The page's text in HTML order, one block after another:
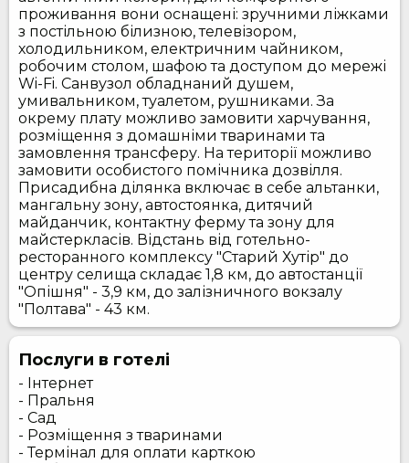
проживання вони оснащені: зручними ліжками
з постільною білизною, телевізором,
холодильником, електричним чайником,
робочим столом, шафою та доступом до мережі
Wi-Fi. Санвузол обладнаний душем,
умивальником, туалетом, рушниками. За
окрему плату можливо замовити харчування,
розміщення з домашніми тваринами та
замовлення трансферу. На території можливо
замовити особистого помічника дозвілля.
Присадибна ділянка включає в себе альтанки,
мангальну зону, автостоянка, дитячий
майданчик, контактну ферму та зону для
майстеркласів. Відстань від готельно-
ресторанного комплексу "Старий Хутір" до
центру селища складає 1,8 км, до автостанції
"Опішня" - 3,9 км, до залізничного вокзалу
"Полтава" - 43 км.
Послуги в готелі
- Інтернет
- Пральня
- Сад
- Розміщення з тваринами
- Термінал для оплати карткою